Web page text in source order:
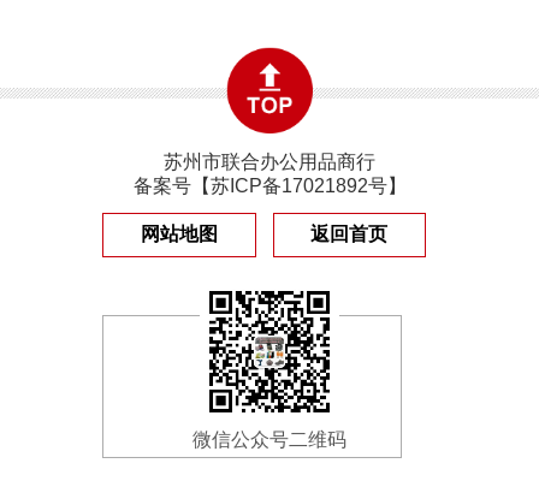
苏州市联合办公用品商行
备案号【苏ICP备17021892号】
网站地图 返回首页
微信公众号二维码